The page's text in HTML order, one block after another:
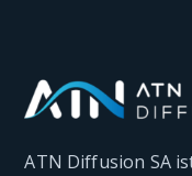
ATN Diffusion SA